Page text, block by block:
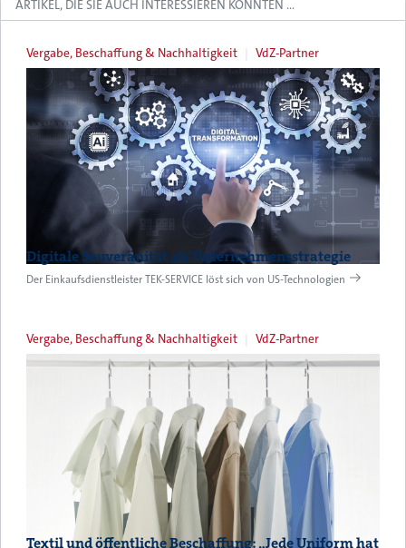
ARTIKEL, DIE SIE AUCH INTERESSIEREN KÖNNTEN …
Vergabe, Beschaffung & Nachhaltigkeit VdZ-Partner
Digitale Souveränität als Unternehmensstrategie
Der Einkaufsdienstleister TEK-SERVICE löst sich von US-Technologien
Vergabe, Beschaffung & Nachhaltigkeit VdZ-Partner
Textil und öffentliche Beschaffung: „Jede Uniform hat